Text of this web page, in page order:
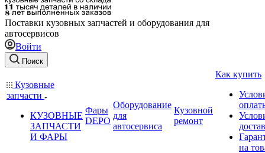
Поставки кузовных запчастей и оборудования для
автосервисов
Войти
Поиск
Кузовные
запчасти
КУЗОВНЫЕ
ЗАПЧАСТИ
И ФАРЫ
Фары
DEPO
Оборудование
для
автосервиса
Кузовной
ремонт
Как купить
на